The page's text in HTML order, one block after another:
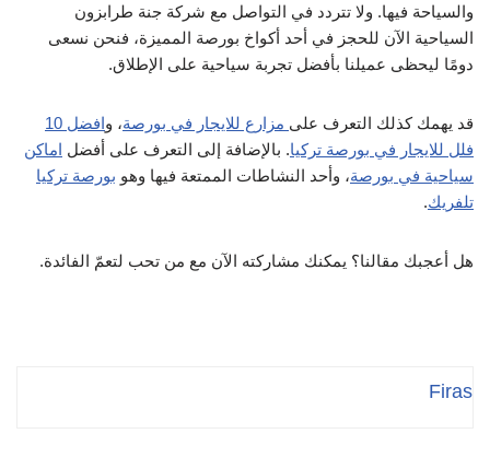
السفر بالعبارة وذلك يحتاج حوالي ساعتين.
والسياحة فيها. ولا تتردد في التواصل مع شركة جنة طرابزون
السياحية الآن للحجز في أحد أكواخ بورصة المميزة، فنحن نسعى
دومًا ليحظى عميلنا بأفضل تجربة سياحية على الإطلاق.
قد يهمك كذلك التعرف على مزارع للايجار في بورصة، و
افضل 10
فلل للايجار في بورصة تركيا. بالإضافة إلى التعرف على أفضل اماكن
سياحية في بورصة، وأحد النشاطات الممتعة فيها وهو بورصة تركيا
تلفريك.
هل أعجبك مقالنا؟ يمكنك مشاركته الآن مع من تحب لتعمّ الفائدة.
Firas